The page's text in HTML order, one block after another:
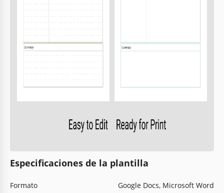
Especificaciones de la plantilla
Formato Google Docs, Microsoft Word